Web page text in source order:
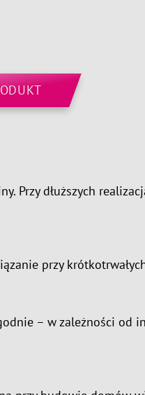
Przy dłuższych
przy
– w zależności od